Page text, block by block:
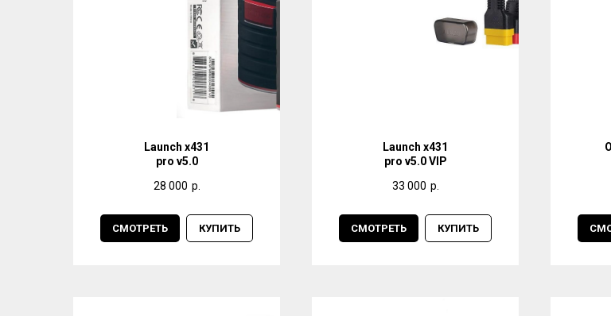
Launch x431
pro v5.0
28 000 р.
СМОТРЕТЬ КУПИТЬ
Launch x431
pro v5.0 VIP
33 000 р.
СМОТРЕТЬ КУПИТЬ